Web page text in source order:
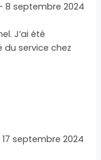
8 septembre 2024
J’ai été
service chez
17 septembre 2024